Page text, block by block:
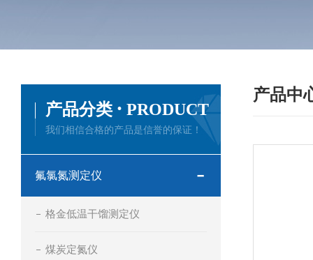
产品中
产品分类 · PRODUCT
我们相信合格的产品是信誉的保证！
氟氯氮测定仪
格金低温干馏测定仪
煤炭定氮仪